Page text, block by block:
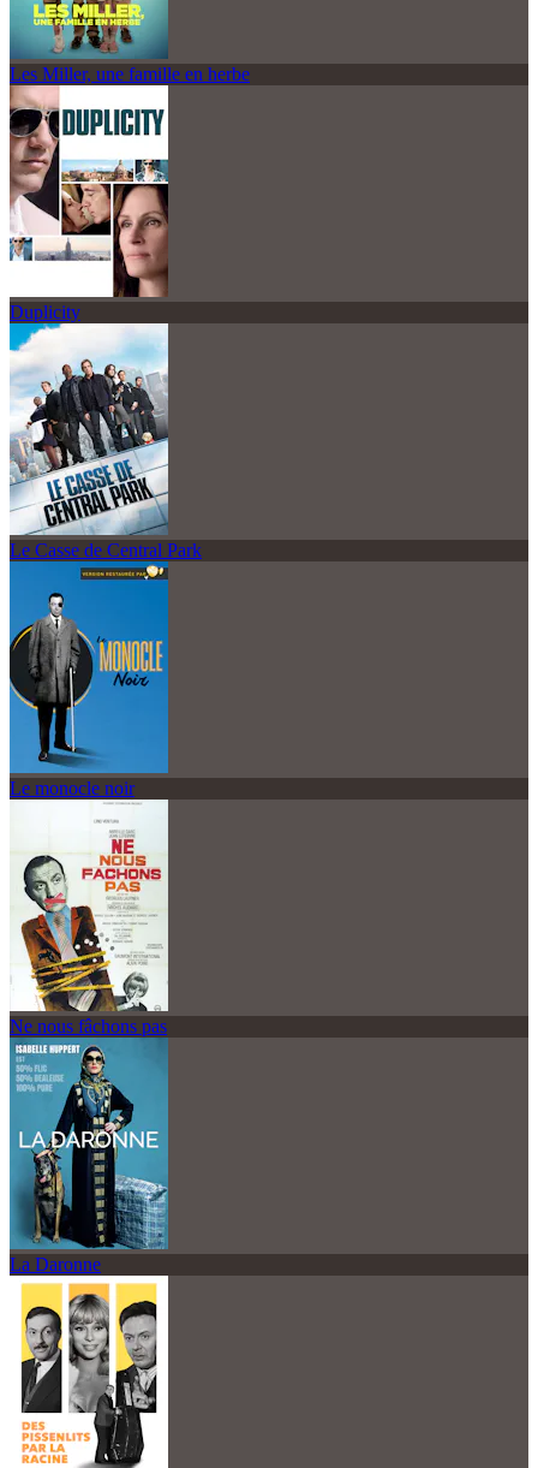
Les Miller, une famille en herbe
Duplicity
Le Casse de Central Park
Le monocle noir
Ne nous fâchons pas
La Daronne